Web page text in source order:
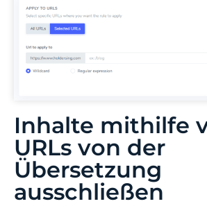
Inhalte mithilfe
URLs von der
Übersetzung
ausschließen